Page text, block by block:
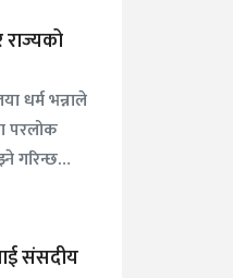
राज्यको
धर्म भन्नाले
परलोक
गरिन्छ…
संसदीय